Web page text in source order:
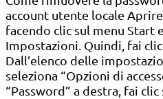
account utente locale
facendo clic sul menu Start
Impostazioni. Quindi, fai clic
Dall’elenco delle
seleziona “Opzioni di
“Password” a destra, fai